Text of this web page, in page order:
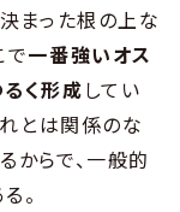
まった根の上な
で一番強いオス
く形成してい
れとは関係のな
からで、一般的
。